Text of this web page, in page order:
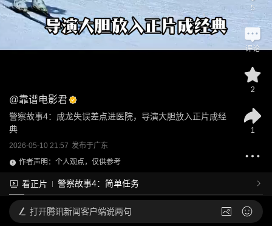
@靠谱电影君
警察故事4：成龙失误差点进医院，导演大胆放入正片成经
典
2026-05-10 21:57 发布于广东
作者声明：个人观点，仅供参考
看正片 警察故事4：简单任务
5
评论
2
1
打开腾讯新闻客户端说两句